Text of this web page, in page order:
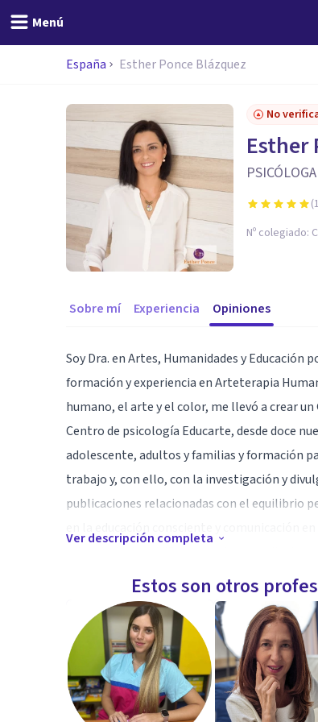
Menú
España Esther Ponce Blázquez
No
Esther
(
Nº colegiado:
Sobre mí Experiencia Opiniones
Soy Dra. en Artes, Humanidades y Educación
formación y experiencia en Arteterapia
humano, el arte y el color, me llevó a crear
Centro de psicología Educarte, desde doce
adolescente, adultos y familias y formación
trabajo y, con ello, con la investigación y
publicaciones relacionadas con el equilibrio
modelo competencial en Educación
la Facultad de Educación de Ciudad Real en
Especialidad
Desde pequeña sentí una conexión especial
Pinté y estudié el color desde los doce hasta
las circunstancias personales hicieron que
Ver descripción completa
Estos son otros